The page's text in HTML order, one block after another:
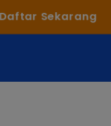
Daftar Sekarang